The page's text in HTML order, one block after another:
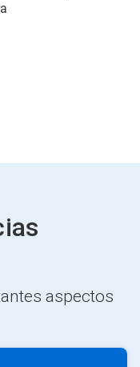
aspectos